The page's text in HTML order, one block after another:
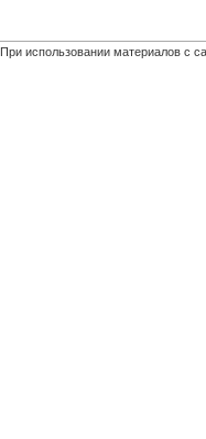
При использовании материалов с